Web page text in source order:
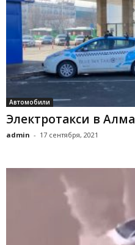
Автомобили
Электротакси в
admin - 17 сентября, 2021